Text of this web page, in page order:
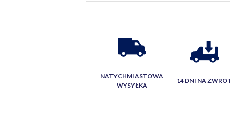
NATYCHMIASTOWA
WYSYŁKA
14 DNI NA